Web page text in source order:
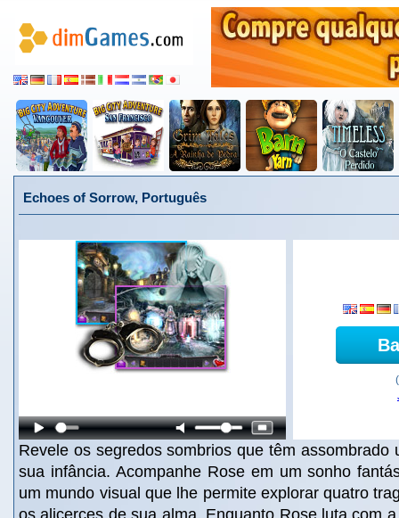
Echoes of Sorrow, Português
Revele os segredos sombrios que têm assombrado
sua infância. Acompanhe Rose em um sonho
um mundo visual que lhe permite explorar quatro
os alicerces de sua alma. Enquanto Rose luta com